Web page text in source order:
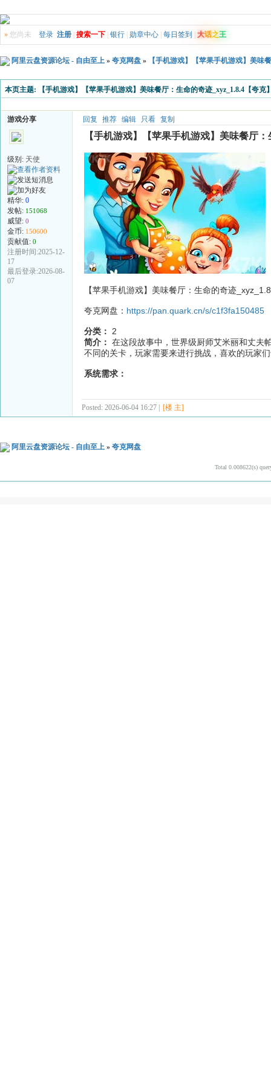
» 您尚未 登录 注册 搜索一下 银行 勋章中心 每日签到 大话之王
阿里云盘资源论坛 - 自由至上 » 夸克网盘 » 【手机游戏】【苹果手机游戏】美味
本页主题: 【手机游戏】【苹果手机游戏】美味餐厅：生命的奇迹_xyz_1.8.4【夸克
游戏分享
级别: 天使
精华: 0
发帖: 151068
威望: 0
金币: 150600
贡献值: 0
注册时间:2025-12-
17
最后登录:2026-08-
07
回复 推荐 编辑 只看 复制
【手机游戏】【苹果手机游戏】美味餐厅
【苹果手机游戏】美味餐厅：生命的奇迹
夸克网盘： https://pan.quark.cn/s/c1f3fa150485
分类：
2
简介： 在这段故事中，世界级厨师艾米丽和丈夫
不同的关卡，玩家需要来进行挑战，喜欢的玩家
系统需求：
Posted: 2026-06-04 16:27 | [楼 主]
阿里云盘资源论坛 - 自由至上 » 夸克网盘
Total 0.008622(s)